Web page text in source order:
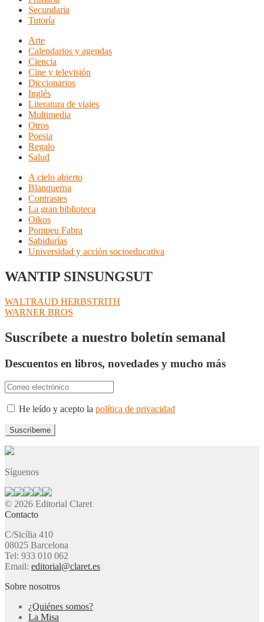
Secundaria
Tutoría
Arte
Calendarios y agendas
Ciencia
Cine y televisión
Diccionarios
Inglés
Literatura de viajes
Multimedia
Otros
Poesia
Regalo
Salud
A cielo abierto
Blanquerna
Contrastes
La gran biblioteca
Oikos
Pompeu Fabra
Sabidurías
Universidad y acción socioeducativa
WANTIP SINSUNGSUT
Navegación
de
entradas
Anterior:
WALTRAUD HERBSTRITH
Siguiente:
WARNER BROS
Suscríbete a nuestro boletín semanal
Descuentos en libros, novedades y mucho más
He leído y acepto la política de privacidad
Síguenos
© 2026 Editorial Claret
Contacto
C/Sicília 410
08025 Barcelona
Tel: 933 010 062
Email: editorial@claret.es
Sobre nosotros
¿Quiénes somos?
La Misa